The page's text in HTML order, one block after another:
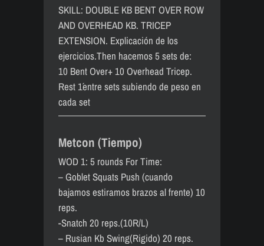
SKILL: DOUBLE KB BENT OVER ROW
AND OVERHEAD KB. TRICEP
EXTENSION. Explicación de los
ejercicios.Then hacemos 5 sets de:
10 Bent Over+ 10 Overhead Tricep.
Rest 1´entre sets subiendo de peso en
cada set
Metcon (Tiempo)
WOD 1: 5 rounds For Time:
– Goblet Squats Push (cuando
bajamos estiramos brazos al frente) 10
reps.
-Snatch 20 reps.(10R/L)
– Rusian Kb Swing(Rigido) 20 reps.